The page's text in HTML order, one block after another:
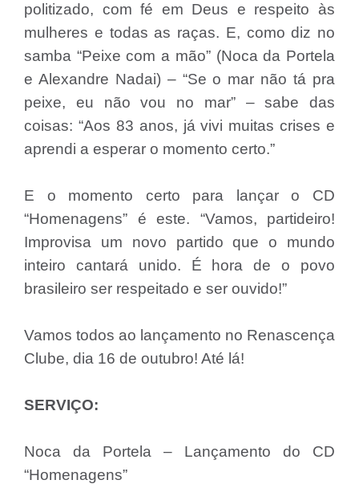
politizado, com fé em Deus e respeito às
mulheres e todas as raças. E, como diz no
samba “Peixe com a mão” (Noca da Portela
e Alexandre Nadai) – “Se o mar não tá pra
peixe, eu não vou no mar” – sabe das
coisas: “Aos 83 anos, já vivi muitas crises e
aprendi a esperar o momento certo.”
E o momento certo para lançar o CD
“Homenagens” é este. “Vamos, partideiro!
Improvisa um novo partido que o mundo
inteiro cantará unido. É hora de o povo
brasileiro ser respeitado e ser ouvido!”
Vamos todos ao lançamento no Renascença
Clube, dia 16 de outubro! Até lá!
SERVIÇO:
Noca da Portela – Lançamento do CD
“Homenagens”